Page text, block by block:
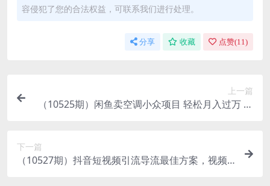
容侵犯了您的合法权益，可联系我们进行处理。
分享 收藏 点赞(11)
上一篇
（10525期）闲鱼卖空调小众项目 轻松月入过万 真
下一篇
（10527期）抖音短视频引流导流最佳方案，视频